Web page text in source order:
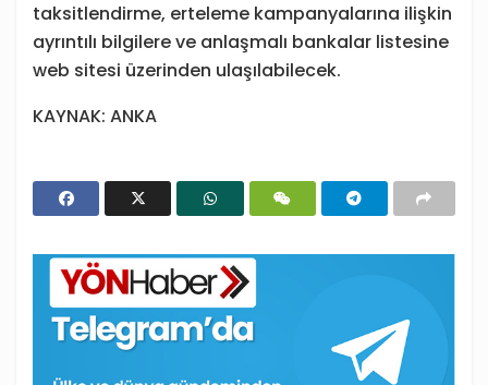
taksitlendirme, erteleme kampanyalarına ilişkin
ayrıntılı bilgilere ve anlaşmalı bankalar listesine
web sitesi üzerinden ulaşılabilecek.
KAYNAK: ANKA